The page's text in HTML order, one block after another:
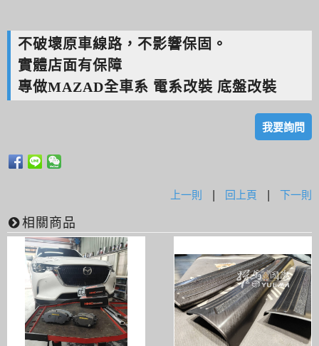
不破壞原車線路，不影響保固。
實體店面有保障
專做MAZAD全車系 電系改裝 底盤改裝
我要詢問
上一則 | 回上頁 | 下一則
相關商品